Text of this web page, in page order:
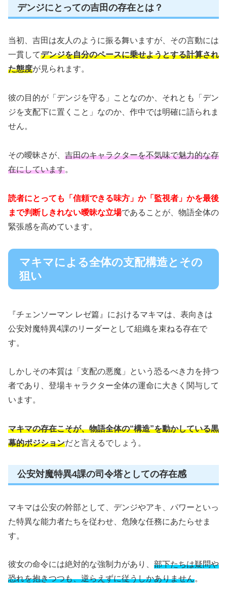
デンジにとっての吉田の存在とは？
当初、吉田は友人のように振る舞いますが、その言動には
一貫してデンジを自分のペースに乗せようとする計算され
た態度が見られます。
彼の目的が「デンジを守る」ことなのか、それとも「デン
ジを支配下に置くこと」なのか、作中では明確に語られま
せん。
その曖昧さが、 吉田のキャラクターを不気味で魅力的な存
在にしています。
読者にとっても「信頼できる味方」か「監視者」かを最後
まで判断しきれない曖昧な立場であることが、物語全体の
緊張感を高めています。
マキマによる全体の支配構造とその
狙い
『チェンソーマン レゼ篇』におけるマキマは、表向きは
公安対魔特異4課のリーダーとして組織を束ねる存在で
す。
しかしその本質は「支配の悪魔」という恐るべき力を持つ
者であり、登場キャラクター全体の運命に大きく関与して
います。
マキマの存在こそが、物語全体の“構造”を動かしている黒
幕的ポジションだと言えるでしょう。
公安対魔特異4課の司令塔としての存在感
マキマは公安の幹部として、デンジやアキ、パワーといっ
た特異な能力者たちを従わせ、危険な任務にあたらせま
す。
彼女の命令には絶対的な強制力があり、 部下たちは疑問や
恐れを抱きつつも、逆らえずに従うしかありません。